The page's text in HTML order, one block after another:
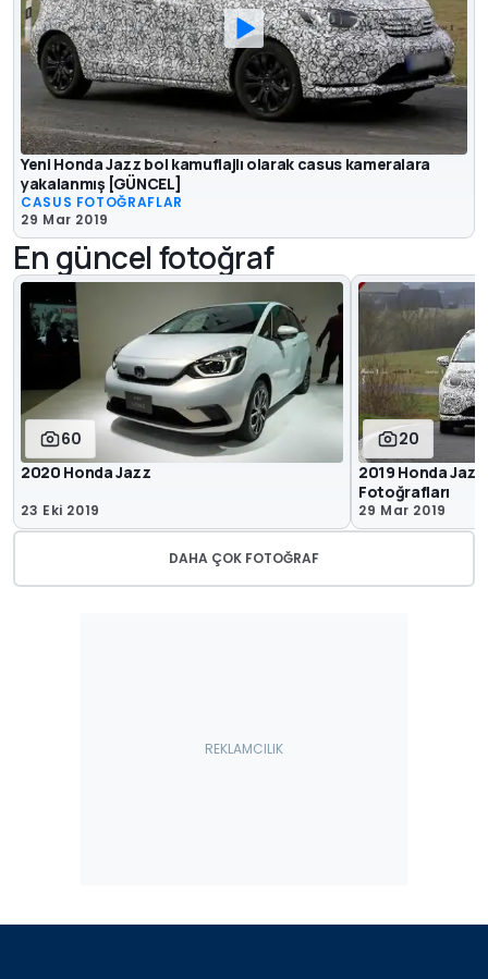
Yeni Honda Jazz bol kamuflajlı olarak casus kameralara
yakalanmış [GÜNCEL]
CASUS FOTOĞRAFLAR
29 Mar 2019
En güncel fotoğraf
60
2020 Honda Jazz
23 Eki 2019
20
2019 Honda
Fotoğrafları
29 Mar 2019
DAHA ÇOK FOTOĞRAF